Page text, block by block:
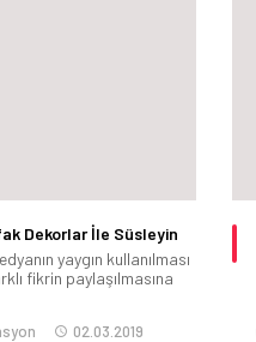
Dekorlar İle Süsleyin
yaygın kullanılması
fikrin paylaşılmasına
02.03.2019